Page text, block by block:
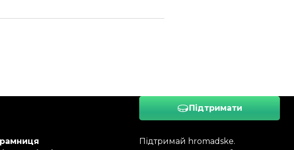
Підтримати
Підтримай hromadske.